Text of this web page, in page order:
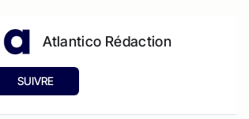
Atlantico Rédaction
SUIVRE